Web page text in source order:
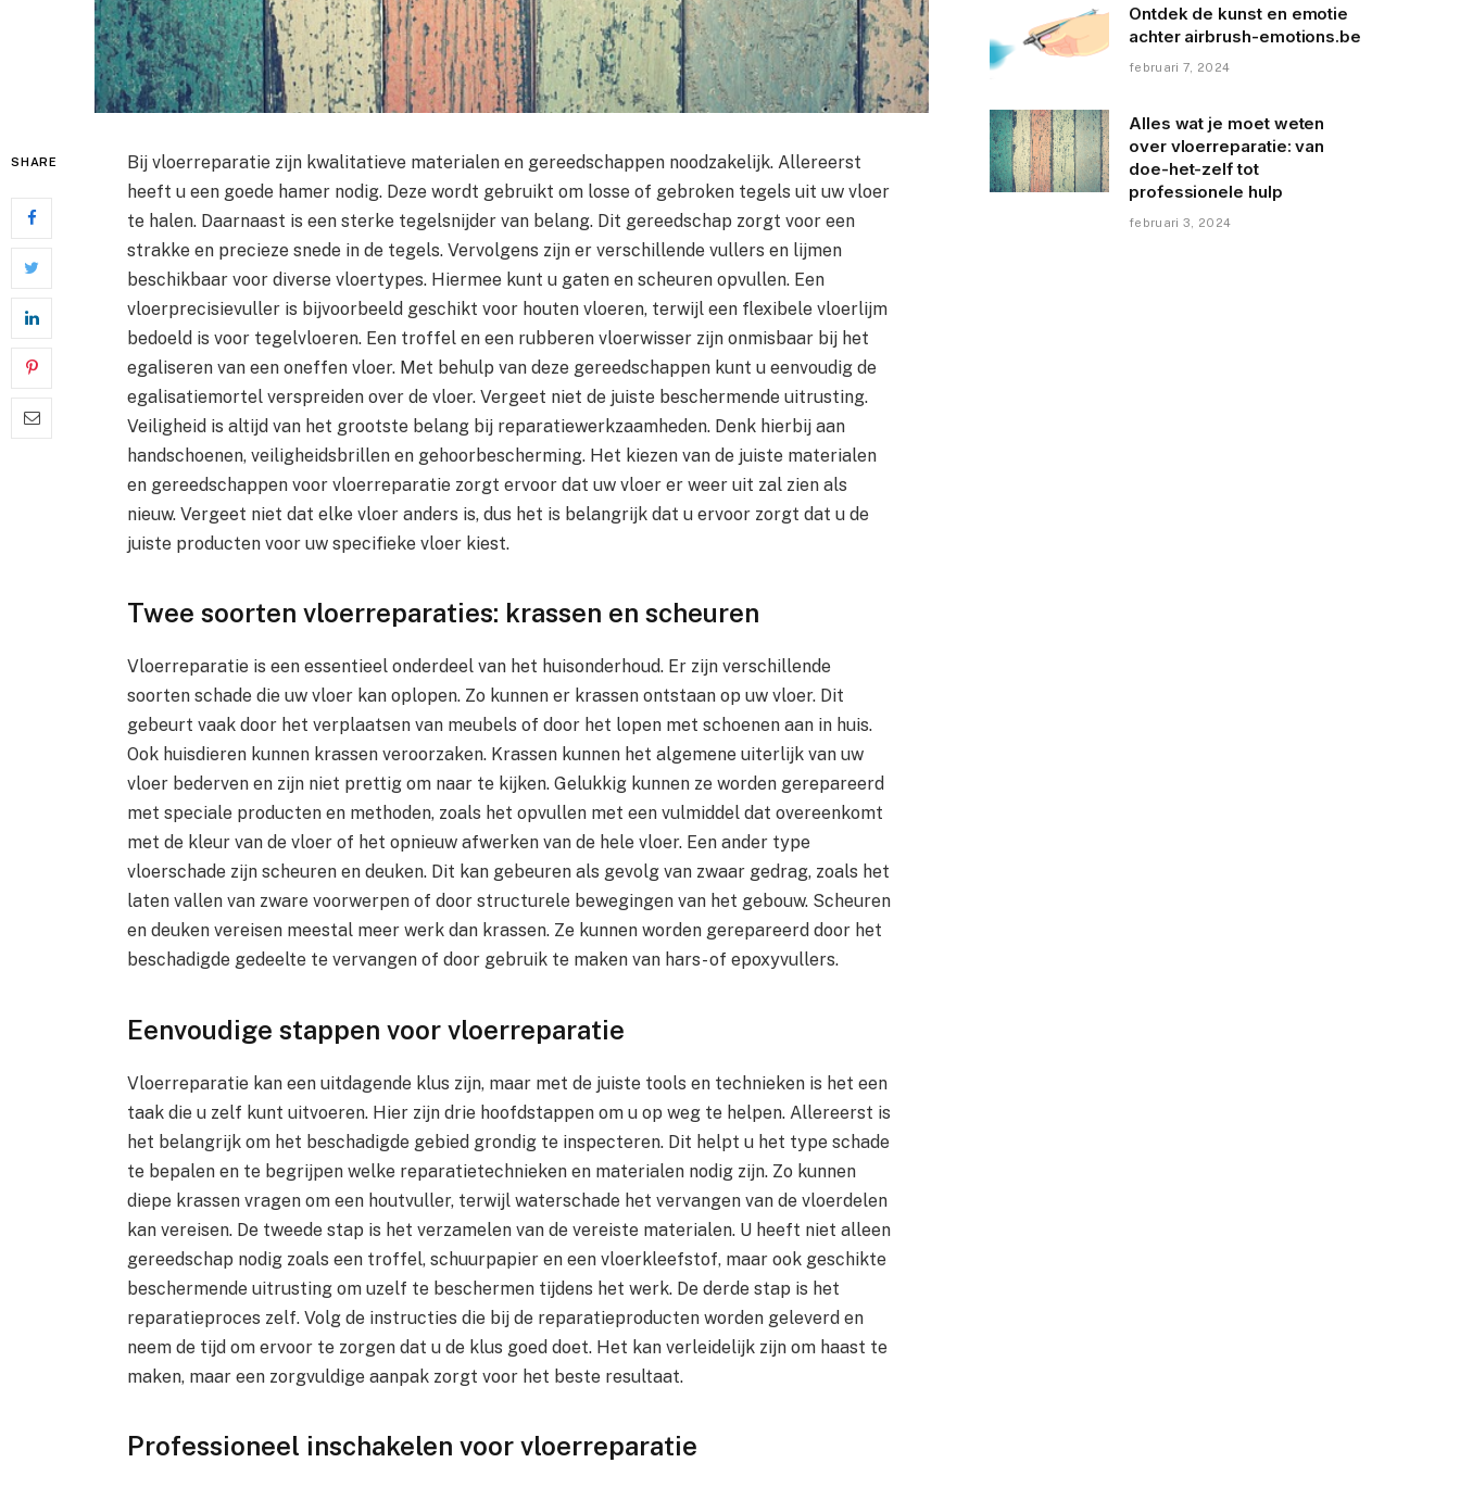
SHARE
Bij vloerreparatie zijn kwalitatieve materialen en gereedschappen noodzakelijk. Allereerst
heeft u een goede hamer nodig. Deze wordt gebruikt om losse of gebroken tegels uit uw vloer
te halen. Daarnaast is een sterke tegelsnijder van belang. Dit gereedschap zorgt voor een
strakke en precieze snede in de tegels. Vervolgens zijn er verschillende vullers en lijmen
beschikbaar voor diverse vloertypes. Hiermee kunt u gaten en scheuren opvullen. Een
vloerprecisievuller is bijvoorbeeld geschikt voor houten vloeren, terwijl een flexibele vloerlijm
bedoeld is voor tegelvloeren. Een troffel en een rubberen vloerwisser zijn onmisbaar bij het
egaliseren van een oneffen vloer. Met behulp van deze gereedschappen kunt u eenvoudig de
egalisatiemortel verspreiden over de vloer. Vergeet niet de juiste beschermende uitrusting.
Veiligheid is altijd van het grootste belang bij reparatiewerkzaamheden. Denk hierbij aan
handschoenen, veiligheidsbrillen en gehoorbescherming. Het kiezen van de juiste materialen
en gereedschappen voor vloerreparatie zorgt ervoor dat uw vloer er weer uit zal zien als
nieuw. Vergeet niet dat elke vloer anders is, dus het is belangrijk dat u ervoor zorgt dat u de
juiste producten voor uw specifieke vloer kiest.
Twee soorten vloerreparaties: krassen en scheuren
Vloerreparatie is een essentieel onderdeel van het huisonderhoud. Er zijn verschillende
soorten schade die uw vloer kan oplopen. Zo kunnen er krassen ontstaan op uw vloer. Dit
gebeurt vaak door het verplaatsen van meubels of door het lopen met schoenen aan in huis.
Ook huisdieren kunnen krassen veroorzaken. Krassen kunnen het algemene uiterlijk van uw
vloer bederven en zijn niet prettig om naar te kijken. Gelukkig kunnen ze worden gerepareerd
met speciale producten en methoden, zoals het opvullen met een vulmiddel dat overeenkomt
met de kleur van de vloer of het opnieuw afwerken van de hele vloer. Een ander type
vloerschade zijn scheuren en deuken. Dit kan gebeuren als gevolg van zwaar gedrag, zoals het
laten vallen van zware voorwerpen of door structurele bewegingen van het gebouw. Scheuren
en deuken vereisen meestal meer werk dan krassen. Ze kunnen worden gerepareerd door het
beschadigde gedeelte te vervangen of door gebruik te maken van hars- of epoxyvullers.
Eenvoudige stappen voor vloerreparatie
Vloerreparatie kan een uitdagende klus zijn, maar met de juiste tools en technieken is het een
taak die u zelf kunt uitvoeren. Hier zijn drie hoofdstappen om u op weg te helpen. Allereerst is
het belangrijk om het beschadigde gebied grondig te inspecteren. Dit helpt u het type schade
te bepalen en te begrijpen welke reparatietechnieken en materialen nodig zijn. Zo kunnen
diepe krassen vragen om een houtvuller, terwijl waterschade het vervangen van de vloerdelen
kan vereisen. De tweede stap is het verzamelen van de vereiste materialen. U heeft niet alleen
gereedschap nodig zoals een troffel, schuurpapier en een vloerkleefstof, maar ook geschikte
beschermende uitrusting om uzelf te beschermen tijdens het werk. De derde stap is het
reparatieproces zelf. Volg de instructies die bij de reparatieproducten worden geleverd en
neem de tijd om ervoor te zorgen dat u de klus goed doet. Het kan verleidelijk zijn om haast te
maken, maar een zorgvuldige aanpak zorgt voor het beste resultaat.
Professioneel inschakelen voor vloerreparatie
Ontdek de kunst en emotie
achter airbrush-emotions.be
februari 7, 2024
Alles wat je moet weten
over vloerreparatie: van
doe-het-zelf tot
professionele hulp
februari 3, 2024